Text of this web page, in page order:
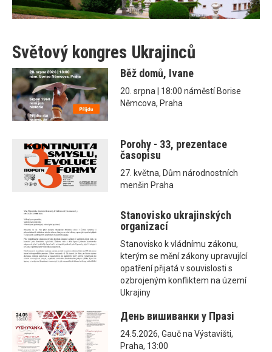
Světový kongres Ukrajinců
Běž domů, Ivane
20. srpna | 18:00 náměstí Borise
Němcova, Praha
Porohy - 33, prezentace
časopisu
27. května, Dům národnostních
menšin Praha
Stanovisko ukrajinských
organizací
Stanovisko k vládnímu zákonu,
kterým se mění zákony upravující
opatření přijatá v souvislosti s
ozbrojeným konfliktem na území
Ukrajiny
День вишиванки у Празі
24.5.2026, Gauč na Výstavišti,
Praha, 13:00